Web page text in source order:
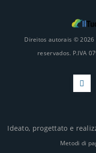
Direitos autorais © 2026
reservados. P.IVA
Ideato, progettato e
Metodi di